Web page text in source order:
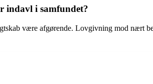
indavl i samfundet?
være afgørende. Lovgivning mod nært